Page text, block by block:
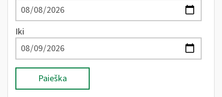
Iki
Paieška